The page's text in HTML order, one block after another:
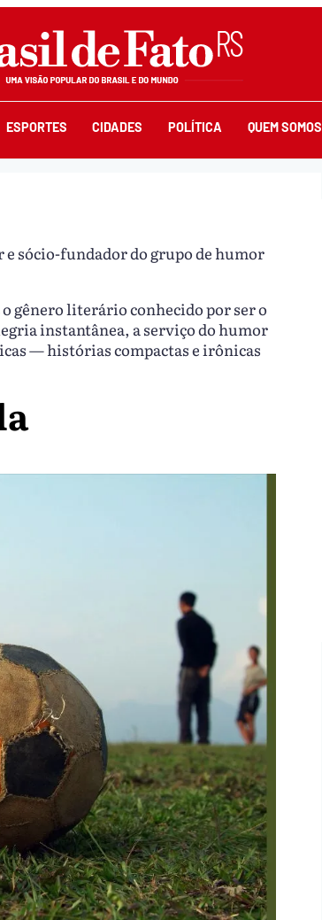
ESPORTES CIDADES POLÍTICA QUEM SOMOS
sócio-fundador do grupo de humor
gênero literário conhecido por ser o
instantânea, a serviço do humor
— histórias compactas e irônicas